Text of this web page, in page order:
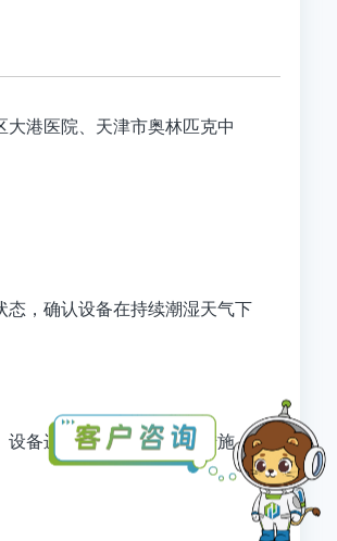
港医院、天津市奥林匹克中
，确认设备在持续潮湿天气下
设备进场情况及材料防雨措施。